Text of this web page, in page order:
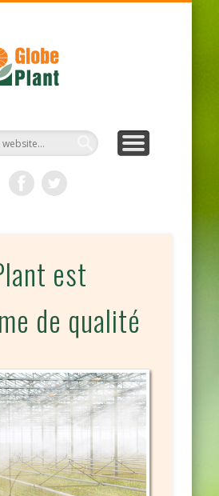
est
de qualité